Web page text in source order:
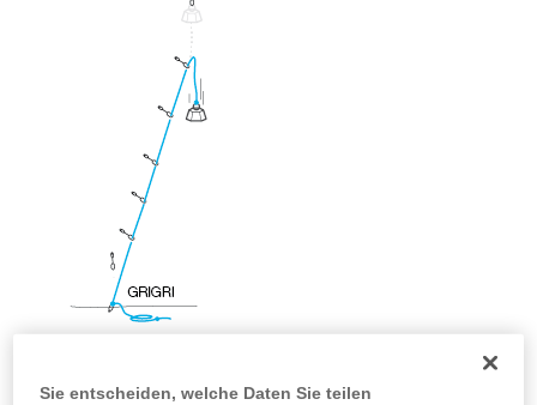
Informationen richtig verstanden haben.
Die Beherrschung dieser Techniken setzt eine
entsprechende Ausbildung und ein spezielles
Training voraus. Prüfen Sie zusammen mit
einem Profi, ob Sie in der Lage sind, den
Vorgang alleine sicher zu wiederholen, bevor
Sie ihn eigenständig durchführen.
Wir geben Beispiele für die mit Ihrer Aktivität
verbundenen Techniken. Möglicherweise gibt es
noch andere Techniken, die hier nicht
beschrieben werden.
Sie entscheiden, welche Daten Sie teilen